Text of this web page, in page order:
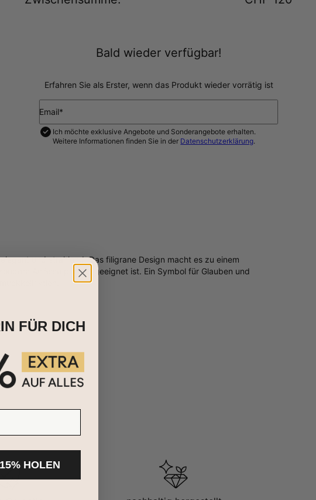
Bald wieder verfügbar!
Erfahren Sie als Erster, wenn das Produkt wieder vorrätig ist
Email*
Ich möchte exklusive Angebote und Sonderangebote erhalten.
Weitere Informationen finden Sie in der Datenschutzerklärung.
und strahlend. Das filigrane Design macht es zu einem
Anlässe perfekt geeignet ist. Ein Symbol für Glauben und
FÜR DICH
HOLEN